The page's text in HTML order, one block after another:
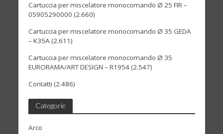
Cartuccia per miscelatore monocomando Ø 25 FIR –
05905290000 (2.660)
Cartuccia per miscelatore monocomando Ø 35 GEDA
– K35A(2.611)
Cartuccia per miscelatore monocomando Ø 35
EURORAMA/ART DESIGN – R1954(2.547)
Contatti (2.486)
Categorie
Arco